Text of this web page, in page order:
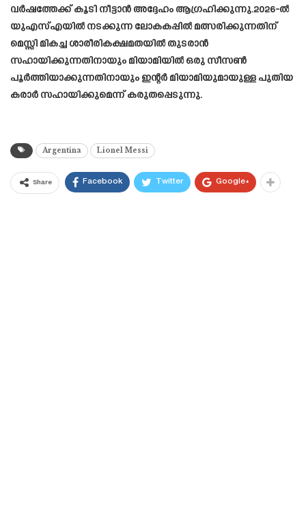
വർഷത്തേക്ക് കൂടി നീട്ടാൻ അദ്ദേഹം ആഗ്രഹിക്കുന്നു.2026-ൽ
യുഎസ്എയിൽ നടക്കുന്ന ലോകകപ്പിൽ മത്സരിക്കുന്നതിന്
മെസ്സി മികച്ച ശാരീരികക്ഷമതയിൽ തുടരാൻ
സഹായിക്കുന്നതിനായും മിയാമിയിൽ ഒരു സീസൺ
പൂർത്തിയാക്കുന്നതിനായും ഇന്റർ മിയാമിയുമായുള്ള പുതിയ
കരാർ സഹായിക്കുമെന്ന് കരുതപ്പെടുന്നു.
Argentina Lionel Messi
Share Facebook Twitter Google+